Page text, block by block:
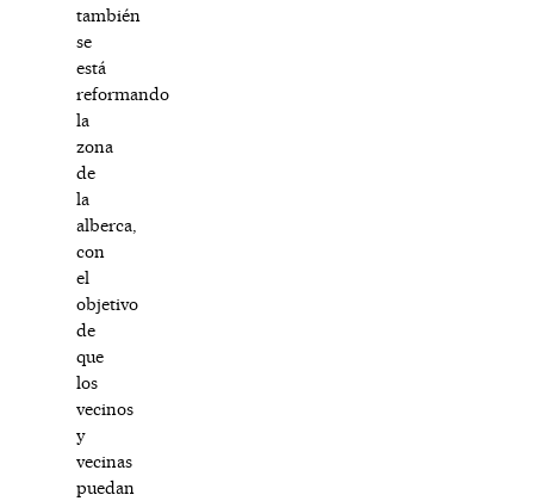
también
se
está
reformando
la
zona
de
la
alberca,
con
el
objetivo
de
que
los
vecinos
y
vecinas
puedan